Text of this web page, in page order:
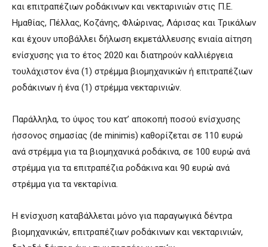
και επιτραπέζιων ροδάκινων και νεκταρινιών στις Π.Ε.
Ημαθίας, Πέλλας, Κοζάνης, Φλώρινας, Λάρισας και Τρικάλων
και έχουν υποβάλλει δήλωση εκμετάλλευσης ενιαία αίτηση
ενίσχυσης για το έτος 2020 και διατηρούν καλλιέργεια
τουλάχιστον ένα (1) στρέμμα βιομηχανικών ή επιτραπέζιων
ροδάκινων ή ένα (1) στρέμμα νεκταρινιών.
Παράλληλα, το ύψος του κατ’ αποκοπή ποσού ενίσχυσης
ήσσονος σημασίας (de minimis) καθορίζεται σε 110 ευρώ
ανά στρέμμα για τα βιομηχανικά ροδάκινα, σε 100 ευρώ ανά
στρέμμα για τα επιτραπέζια ροδάκινα και 90 ευρώ ανά
στρέμμα για τα νεκταρίνια.
Η ενίσχυση καταβάλλεται μόνο για παραγωγικά δέντρα
βιομηχανικών, επιτραπέζιων ροδάκινων και νεκταρινιών,